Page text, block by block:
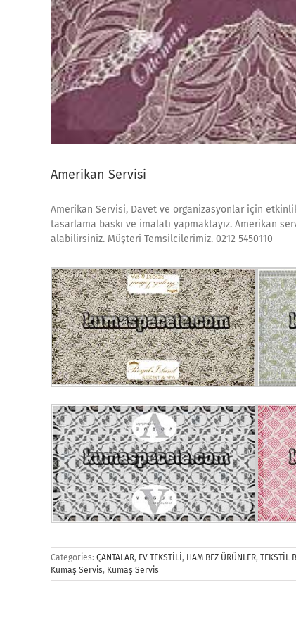
Amerikan Servisi
Amerikan Servisi, Davet ve organizasyonlar için
tasarlama baskı ve imalatı yapmaktayız. Amerikan
alabilirsiniz. Müşteri Temsilcilerimiz. 0212 5450110
Categories: ÇANTALAR, EV TEKSTİLİ, HAM BEZ ÜRÜNLER, TEKSTİL
Kumaş Servis, Kumaş Servis